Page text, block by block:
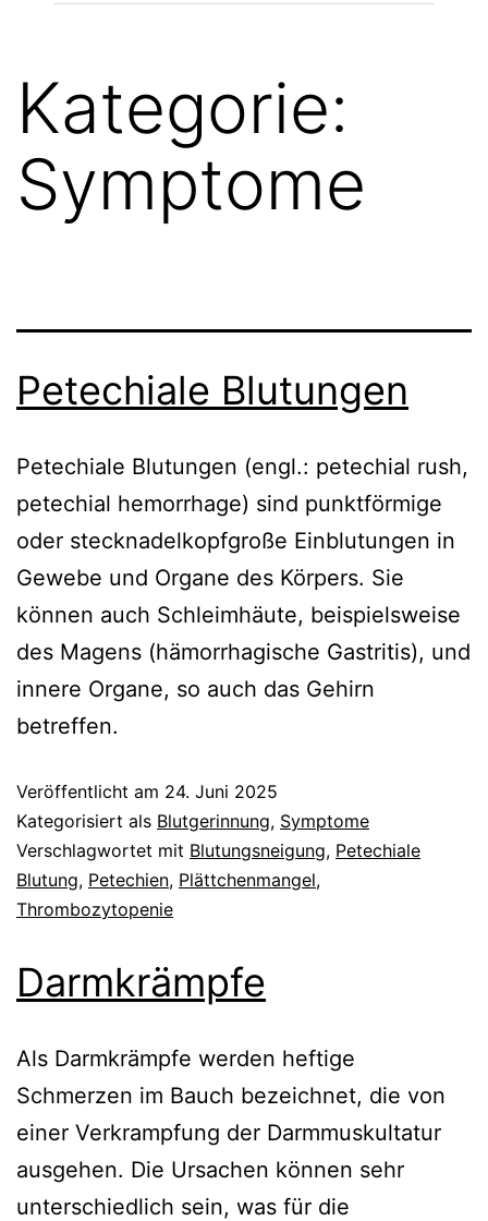
Kategorie:
Symptome
Petechiale Blutungen
Petechiale Blutungen (engl.: petechial rush,
petechial hemorrhage) sind punktförmige
oder stecknadelkopfgroße Einblutungen in
Gewebe und Organe des Körpers. Sie
können auch Schleimhäute, beispielsweise
des Magens (hämorrhagische Gastritis), und
innere Organe, so auch das Gehirn
betreffen.
Veröffentlicht am 24. Juni 2025
Kategorisiert als Blutgerinnung, Symptome
Verschlagwortet mit Blutungsneigung, Petechiale
Blutung, Petechien, Plättchenmangel,
Thrombozytopenie
Darmkrämpfe
Als Darmkrämpfe werden heftige
Schmerzen im Bauch bezeichnet, die von
einer Verkrampfung der Darmmuskultatur
ausgehen. Die Ursachen können sehr
unterschiedlich sein, was für die